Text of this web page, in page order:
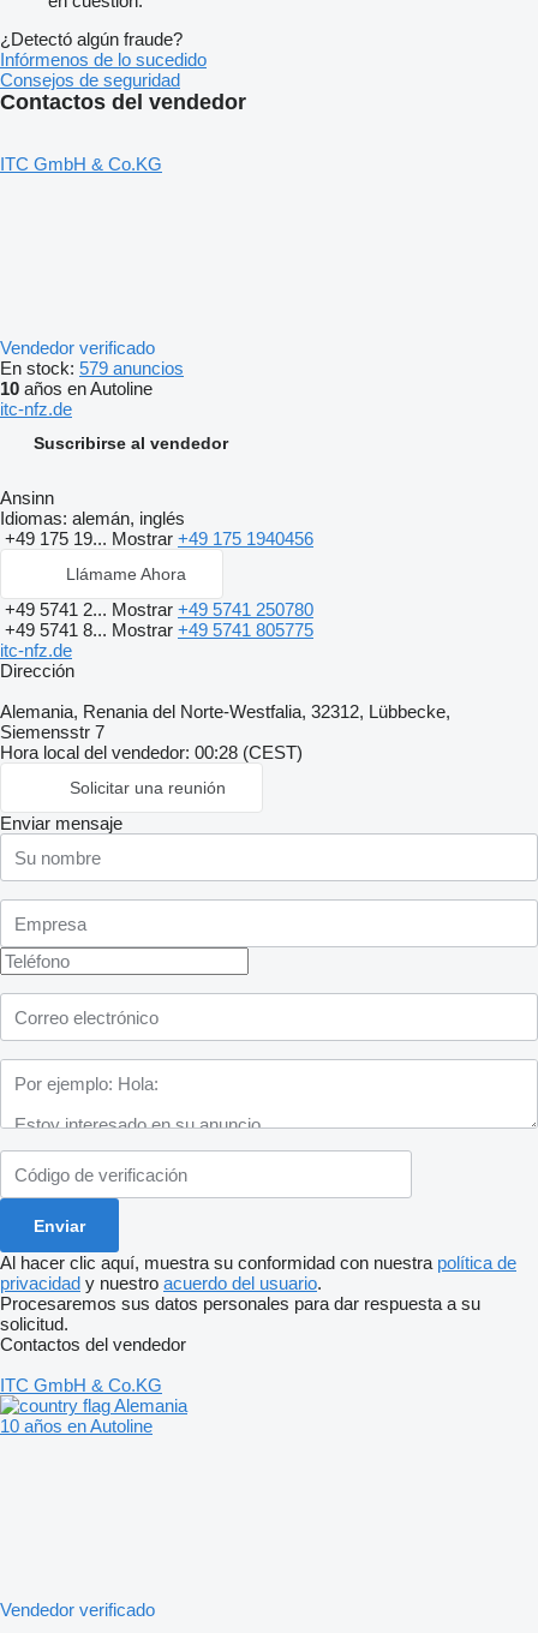
¿Detectó algún fraude?
Infórmenos de lo sucedido
Consejos de seguridad
Contactos del vendedor
ITC GmbH & Co.KG
Vendedor verificado
En stock: 579 anuncios
10 años en Autoline
itc-nfz.de
Suscribirse al vendedor
Ansinn
Idiomas: alemán, inglés
+49 175 19... Mostrar +49 175 1940456
Llámame Ahora
+49 5741 2... Mostrar +49 5741 250780
+49 5741 8... Mostrar +49 5741 805775
itc-nfz.de
Dirección
Alemania, Renania del Norte-Westfalia, 32312, Lübbecke,
Siemensstr 7
Hora local del vendedor: 00:28 (CEST)
Solicitar una reunión
Enviar mensaje
Al hacer clic aquí, muestra su conformidad con nuestra política de
privacidad y nuestro acuerdo del usuario.
Procesaremos sus datos personales para dar respuesta a su
solicitud.
Contactos del vendedor
ITC GmbH & Co.KG
Alemania
10 años en Autoline
Vendedor verificado